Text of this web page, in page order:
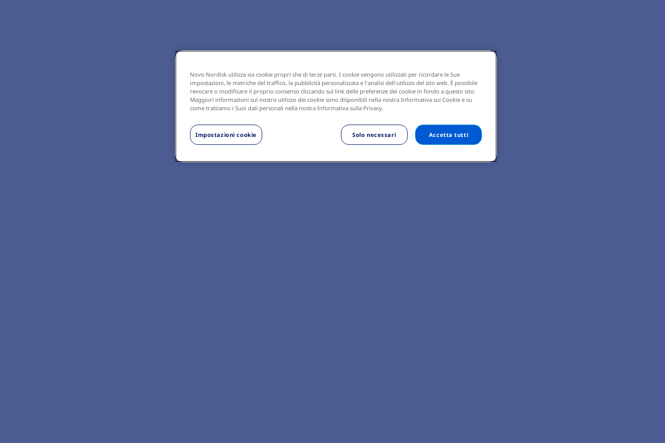
Novo Nordisk utilizza sia cookie propri che di terze parti. I cookie vengono utilizzati per ricordare le Sue
impostazioni, le metriche del traffico, la pubblicità personalizzata e l'analisi dell'utilizzo del sito web. È possibile
revocare o modificare il proprio consenso cliccando sul link delle preferenze dei cookie in fondo a questo sito.
Maggiori informazioni sul nostro utilizzo dei cookie sono disponibili nella nostra Informativa sui Cookie e su
come trattiamo i Suoi dati personali nella nostra Informativa sulla Privacy.
Impostazioni cookie Solo necessari Accetta tutti